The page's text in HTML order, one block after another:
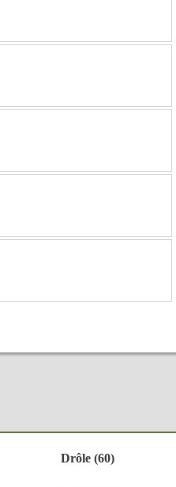
Drôle (60)